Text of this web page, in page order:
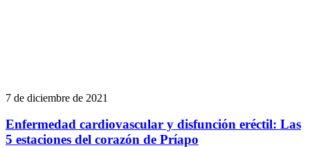
7 de diciembre de 2021
Enfermedad cardiovascular y disfunción eréctil: Las
5 estaciones del corazón de Príapo